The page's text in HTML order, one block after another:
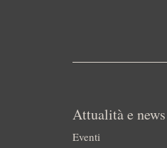
Attualità e news
Eventi